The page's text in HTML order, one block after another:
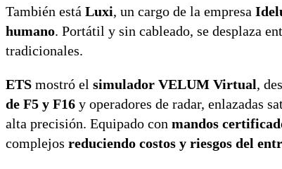
También está Luxi, un cargo de la empresa
humano. Portátil y sin cableado, se desplaza
tradicionales.
ETS mostró el simulador VELUM Virtual,
de F5 y F16 y operadores de radar, enlazadas
alta precisión. Equipado con mandos
complejos reduciendo costos y riesgos del